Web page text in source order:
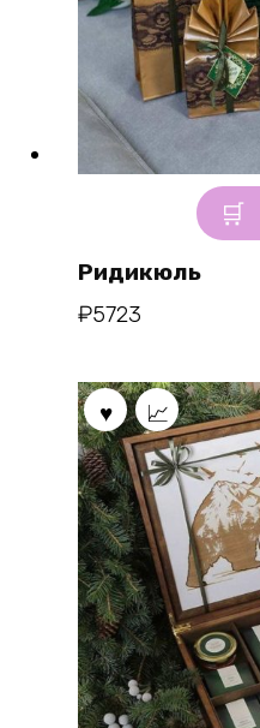
Ридикюль
₽5723